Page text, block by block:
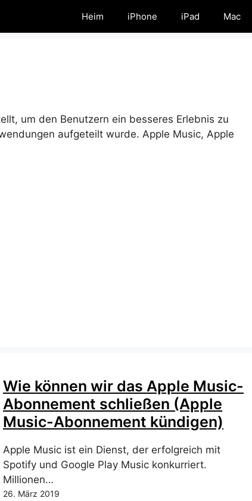
Heim iPhone iPad Mac
um den Benutzern ein besseres Erlebnis zu
aufgeteilt wurde. Apple Music, Apple
Wie können wir das Apple Music-
Abonnement schließen (Apple
Music-Abonnement kündigen)
Apple Music ist ein Dienst, der erfolgreich mit
Spotify und Google Play Music konkurriert.
Millionen…
26. März 2019